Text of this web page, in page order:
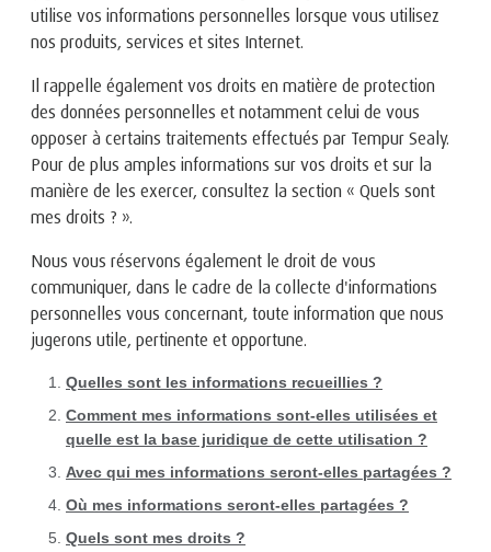
utilise vos informations personnelles lorsque vous utilisez
nos produits, services et sites Internet.
Il rappelle également vos droits en matière de protection
des données personnelles et notamment celui de vous
opposer à certains traitements effectués par Tempur Sealy.
Pour de plus amples informations sur vos droits et sur la
manière de les exercer, consultez la section « Quels sont
mes droits ? ».
Nous vous réservons également le droit de vous
communiquer, dans le cadre de la collecte d'informations
personnelles vous concernant, toute information que nous
jugerons utile, pertinente et opportune.
Quelles sont les informations recueillies ?
Comment mes informations sont-elles utilisées et
quelle est la base juridique de cette utilisation ?
Avec qui mes informations seront-elles partagées ?
Où mes informations seront-elles partagées ?
Quels sont mes droits ?